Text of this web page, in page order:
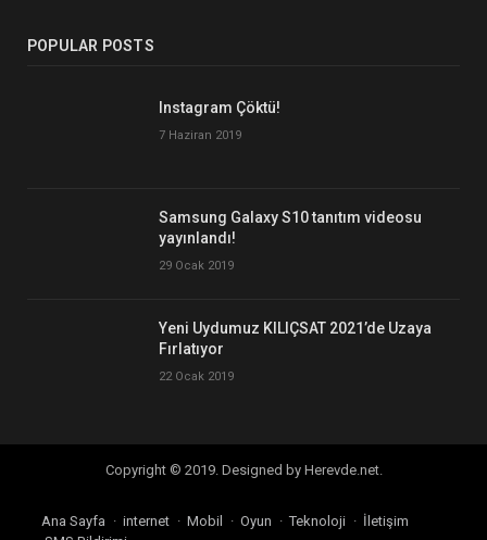
POPULAR POSTS
Instagram Çöktü!
7 Haziran 2019
Samsung Galaxy S10 tanıtım videosu
yayınlandı!
29 Ocak 2019
Yeni Uydumuz KILIÇSAT 2021’de Uzaya
Fırlatıyor
22 Ocak 2019
Copyright © 2019. Designed by Herevde.net.
Ana Sayfa internet Mobil Oyun Teknoloji
İletişim